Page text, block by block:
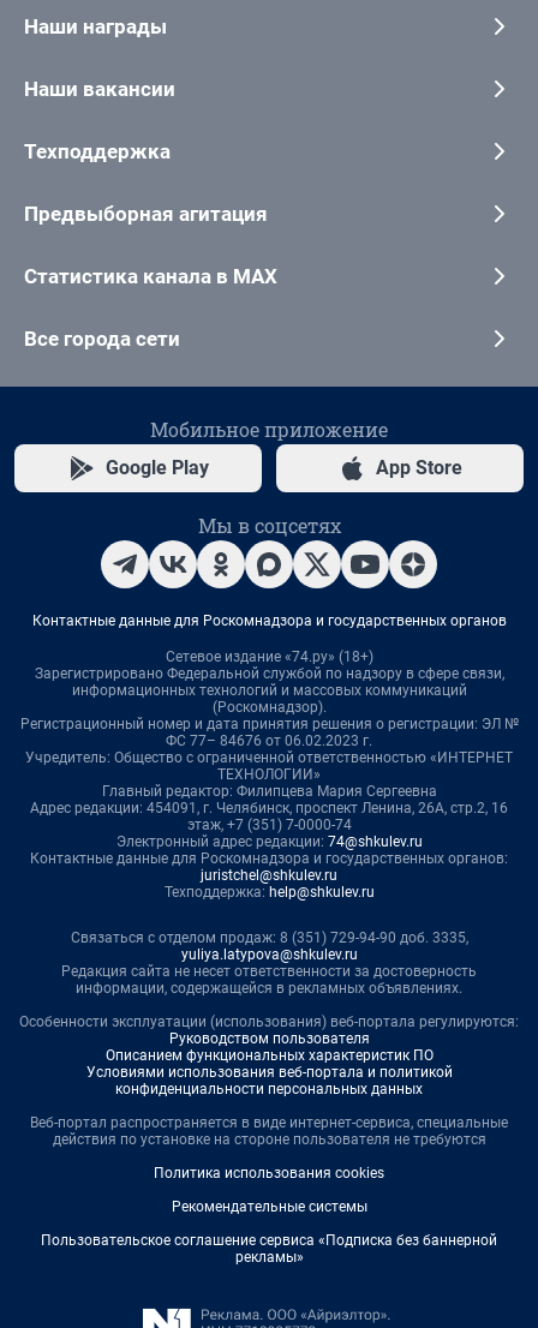
Наши награды
Наши вакансии
Техподдержка
Предвыборная агитация
Статистика канала в MAX
Все города сети
Мобильное приложение
Google Play App Store
Мы в соцсетях
Контактные данные для Роскомнадзора и государственных органов
Сетевое издание «74.ру» (18+)
Зарегистрировано Федеральной службой по надзору в сфере связи,
информационных технологий и массовых коммуникаций
(Роскомнадзор).
Регистрационный номер и дата принятия решения о регистрации: ЭЛ №
ФС 77– 84676 от 06.02.2023 г.
Учредитель: Общество с ограниченной ответственностью «ИНТЕРНЕТ
ТЕХНОЛОГИИ»
Главный редактор: Филипцева Мария Сергеевна
Адрес редакции: 454091, г. Челябинск, проспект Ленина, 26А, стр.2, 16
этаж, +7 (351) 7-0000-74
Электронный адрес редакции: 74@shkulev.ru
Контактные данные для Роскомнадзора и государственных органов:
juristchel@shkulev.ru
Техподдержка: help@shkulev.ru
Связаться с отделом продаж: 8 (351) 729-94-90 доб. 3335,
yuliya.latypova@shkulev.ru
Редакция сайта не несет ответственности за достоверность
информации, содержащейся в рекламных объявлениях.
Особенности эксплуатации (использования) веб-портала регулируются:
Руководством пользователя
Описанием функциональных характеристик ПО
Условиями использования веб-портала и политикой
конфиденциальности персональных данных
Веб-портал распространяется в виде интернет-сервиса, специальные
действия по установке на стороне пользователя не требуются
Политика использования cookies
Рекомендательные системы
Пользовательское соглашение сервиса «Подписка без баннерной
рекламы»